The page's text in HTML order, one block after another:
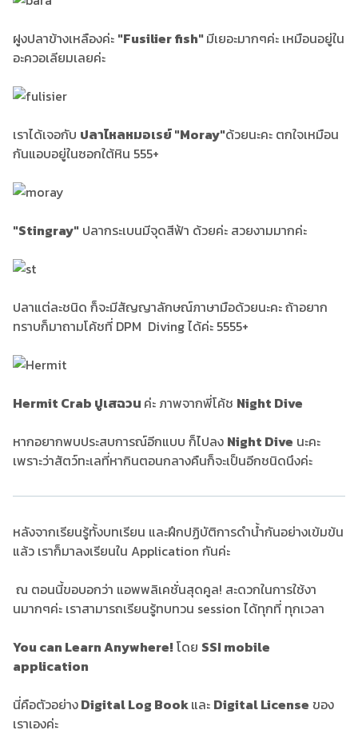
ฝูงปลาข้างเหลืองค่ะ "Fusilier fish"มีเยอะมากๆค่ะ เหมือนอยู่ใน
อะควอเลียมเลยค่ะ
เราได้เจอกับ ปลาไหลหมอเรย์ "Moray"ด้วยนะคะ ตกใจเหมือน
กันแอบอยู่ในซอกใต้หิน 555+
"Stingray" ปลากระเบนมีจุดสีฟ้า ด้วยค่ะ สวยงามมากค่ะ
ปลาแต่ละชนิด ก็จะมีสัญญาลักษณ์ภาษามือด้วยนะคะ ถ้าอยาก
ทราบก็มาถามโค้ชที่ DPM Diving ได้ค่ะ 5555+
Hermit Crab ปูเสฉวน ค่ะ ภาพจากพี่โค้ช Night Dive
หากอยากพบประสบการณ์อีกแบบ ก็ไปลง Night Dive นะคะ
เพราะว่าสัตว์ทะเลที่หากินตอนกลางคืนก็จะเป็นอีกชนิดนึงค่ะ
หลังจากเรียนรู้ทั้งบทเรียน และฝึกปฏิบัติการดำน้ำกันอย่างเข้มข้น
แล้ว เราก็มาลงเรียนใน Application กันค่ะ
ณ ตอนนี้ขอบอกว่า แอพพลิเคชั่นสุดคูล! สะดวกในการใช้งา
นมากๆค่ะ เราสามารถเรียนรู้ทบทวน session ได้ทุกที่ ทุกเวลา
You can Learn Anywhere! โดย SSI mobile
application
นี่คือตัวอย่างDigital Log Bookและ Digital License ของ
เราเองค่ะ